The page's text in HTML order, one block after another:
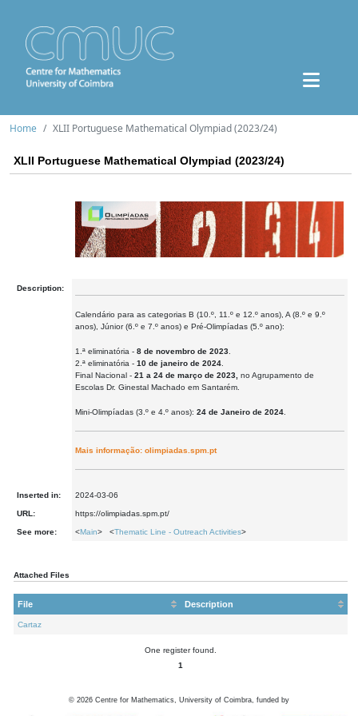
Home XLII Portuguese Mathematical Olympiad (2023/24)
XLII Portuguese Mathematical Olympiad (2023/24)
Description:
Calendário para as categorias B (10.º, 11.º e 12.º anos), A (8.º e 9.º
anos), Júnior (6.º e 7.º anos) e Pré-Olimpíadas (5.º ano):
1.ª eliminatória - 8 de novembro de 2023
2.ª eliminatória - 10 de janeiro de 2024
Final Nacional - 21 a 24 de março de 2023, no Agrupamento de
Escolas Dr. Ginestal Machado em Santarém.
Mini-Olimpíadas (3.º e 4.º anos): 24 de Janeiro de 2024
Mais informação: olimpiadas.spm.pt
Inserted in: 2024-03-06
URL: https://olimpiadas.spm.pt/
See more: <Main> <Thematic Line - Outreach Activities>
Attached Files
File Description
Cartaz
One register found.
1
© 2026 Centre for Mathematics, University of Coimbra, funded by